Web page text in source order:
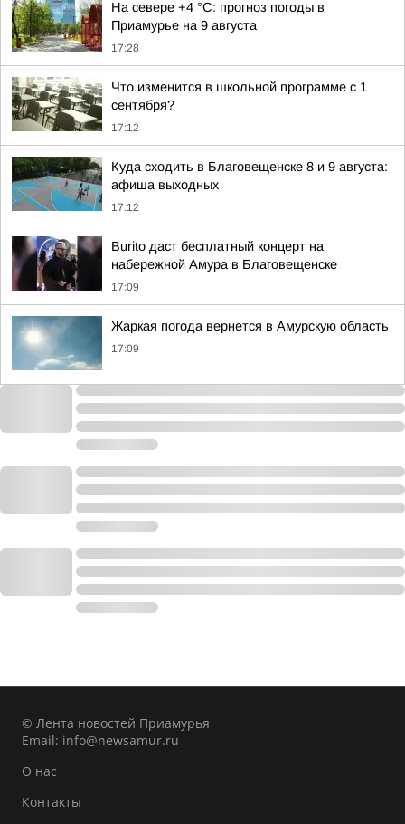
На севере +4 °С: прогноз погоды в
Приамурье на 9 августа
17:28
Что изменится в школьной программе с 1
сентября?
17:12
Куда сходить в Благовещенске 8 и 9 августа:
афиша выходных
17:12
Burito даст бесплатный концерт на
набережной Амура в Благовещенске
17:09
Жаркая погода вернется в Амурскую область
17:09
© Лента новостей Приамурья
Email: info@newsamur.ru
О нас
Контакты